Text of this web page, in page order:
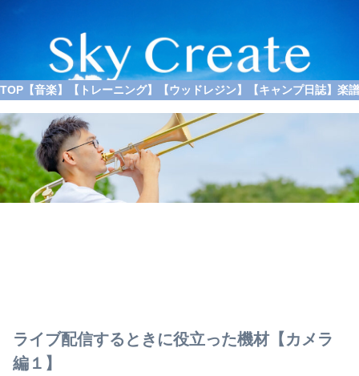
TOP 【音楽】 【トレーニング】 【ウッドレジン】 【キャンプ日誌】 楽
ライブ配信するときに役立った機材【カメラ
編１】